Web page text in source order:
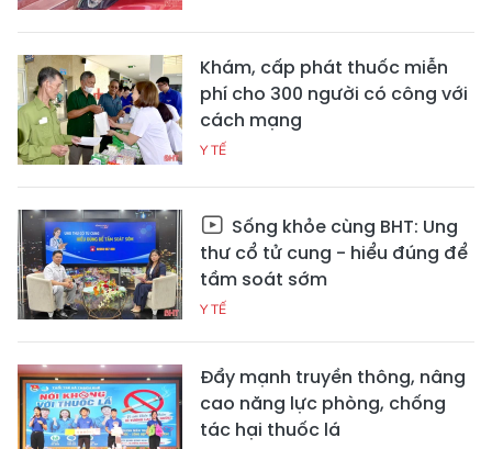
Khám, cấp phát thuốc miễn
phí cho 300 người có công với
cách mạng
Y TẾ
Sống khỏe cùng BHT: Ung
thư cổ tử cung - hiểu đúng để
tầm soát sớm
Y TẾ
Đẩy mạnh truyền thông, nâng
cao năng lực phòng, chống
tác hại thuốc lá